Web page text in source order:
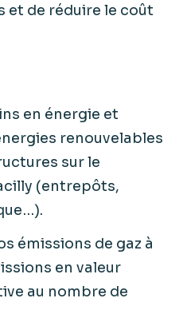
et de réduire le coût
en énergie et
renouvelables
sur le
(entrepôts,
émissions de gaz à
en valeur
au nombre de